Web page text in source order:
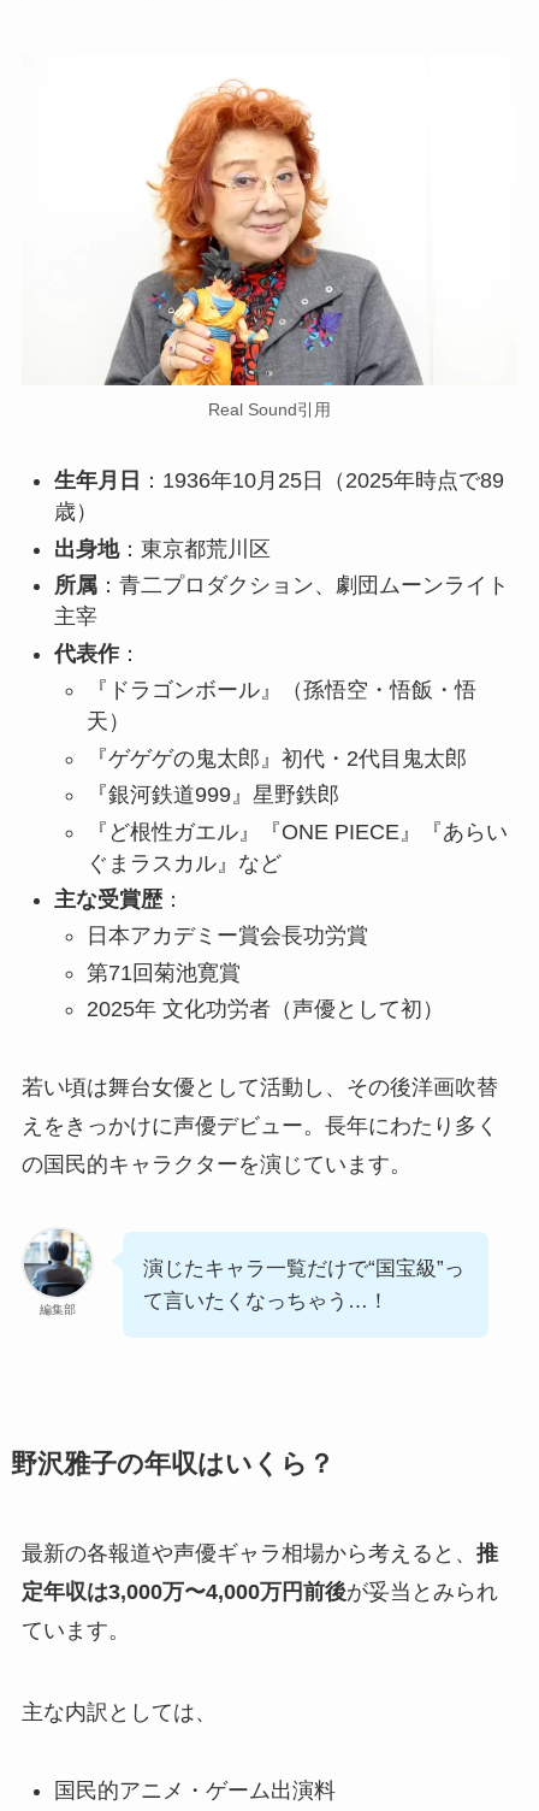
Real Sound引用
生年月日 ：1936年10月25日（2025年時点で89
歳）
出身地：東京都荒川区
所属：青二プロダクション、劇団ムーンライト
主宰
代表作：
『ドラゴンボール』（孫悟空・悟飯・悟
天）
『ゲゲゲの鬼太郎』初代・2代目鬼太郎
『銀河鉄道999』星野鉄郎
『ど根性ガエル』『ONE PIECE』『あらい
ぐまラスカル』など
主な受賞歴：
日本アカデミー賞会長功労賞
第71回菊池寛賞
2025年 文化功労者（声優として初）
若い頃は舞台女優として活動し、その後洋画吹替
えをきっかけに声優デビュー。長年にわたり多く
の国民的キャラクターを演じています。
編集部
演じたキャラ一覧だけで“国宝級”っ
て言いたくなっちゃう…！
野沢雅子の年収はいくら？
最新の各報道や声優ギャラ相場から考えると、 推
定年収は3,000万〜4,000万円前後が妥当とみられ
ています。
主な内訳としては、
国民的アニメ・ゲーム出演料